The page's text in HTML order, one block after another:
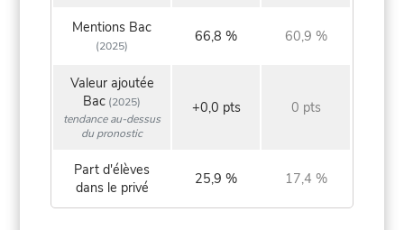
Mentions Bac
(2025)
66,8 % 60,9 %
Valeur ajoutée
Bac (2025)
tendance au-dessus
du pronostic
+0,0 pts 0 pts
Part d'élèves
dans le privé
25,9 % 17,4 %